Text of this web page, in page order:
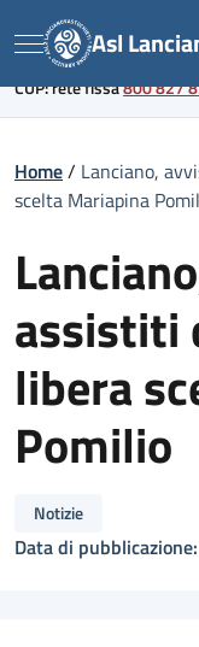
to
content
Link al portale sanitario
Menu Asl
CUP: rete fissa800 827
Home/ Lanciano,
scelta Mariapina
assistiti
libera
Pomilio
Notizie
Data di pubblicazione: